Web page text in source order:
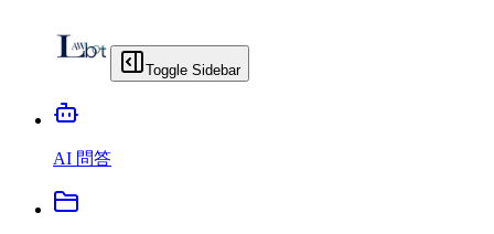
Toggle Sidebar
AI 問答